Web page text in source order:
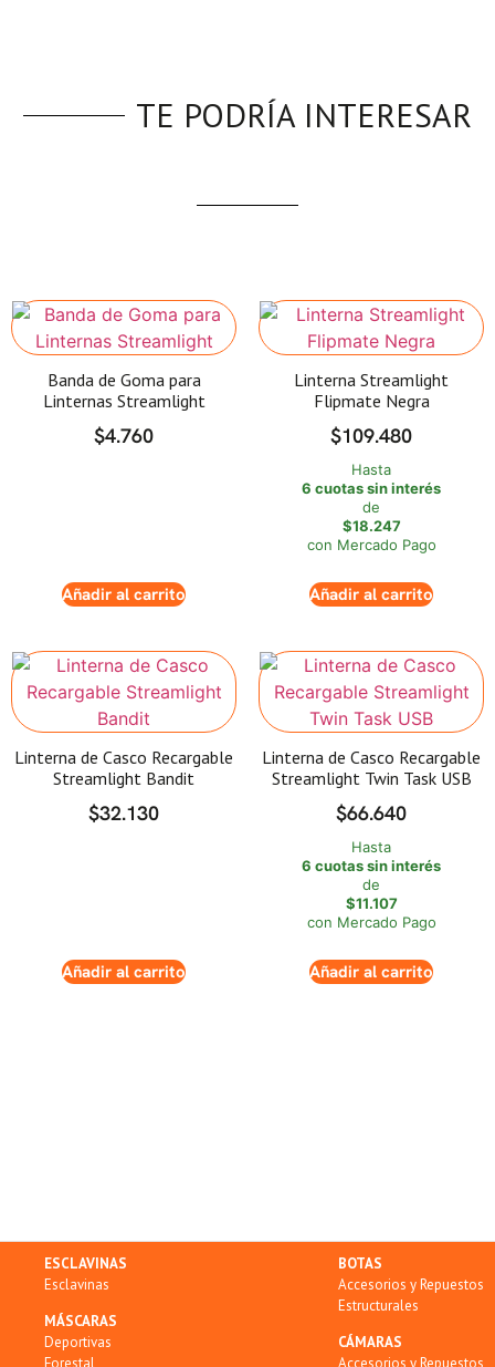
TE PODRÍA INTERESAR
Banda de Goma para
Linternas Streamlight
$4.760
Añadir al carrito
Linterna Streamlight
Flipmate Negra
$109.480
Hasta
6 cuotas sin interés
de
$18.247
con Mercado Pago
Añadir al carrito
Linterna de Casco Recargable
Streamlight Bandit
$32.130
Añadir al carrito
Linterna de Casco Recargable
Streamlight Twin Task USB
$66.640
Hasta
6 cuotas sin interés
de
$11.107
con Mercado Pago
Añadir al carrito
ESCLAVINAS
Esclavinas
MÁSCARAS
Deportivas
Forestal
BOTAS
Accesorios y Repuestos
Estructurales
CÁMARAS
Accesorios y Repuestos